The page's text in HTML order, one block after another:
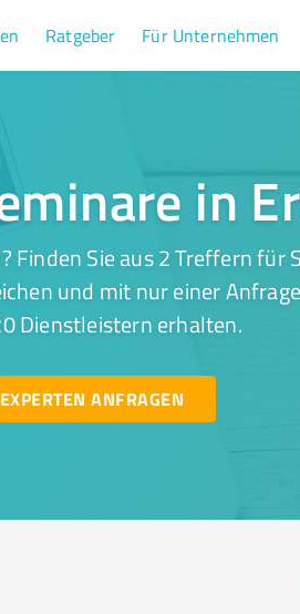
Ratgeber Für Unternehmen
in
Finden Sie aus 2 Treffern für
und mit nur einer
Dienstleistern erhalten.
ANFRAGEN